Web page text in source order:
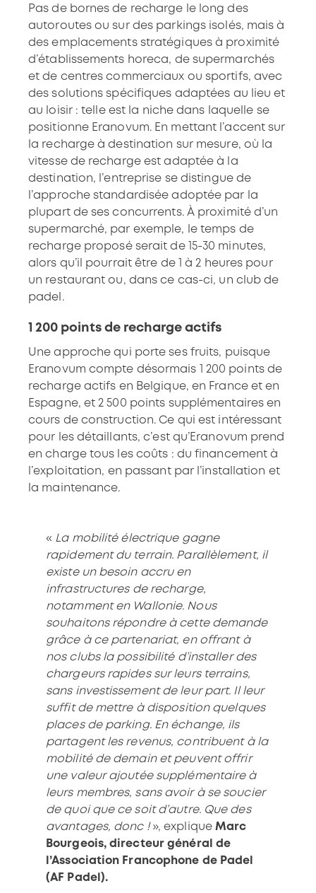
Pas de bornes de recharge le long des
autoroutes ou sur des parkings isolés, mais à
des emplacements stratégiques à proximité
d’établissements horeca, de supermarchés
et de centres commerciaux ou sportifs, avec
des solutions spécifiques adaptées au lieu et
au loisir : telle est la niche dans laquelle se
positionne Eranovum. En mettant l’accent sur
la recharge à destination sur mesure, où la
vitesse de recharge est adaptée à la
destination, l’entreprise se distingue de
l’approche standardisée adoptée par la
plupart de ses concurrents. À proximité d’un
supermarché, par exemple, le temps de
recharge proposé serait de 15-30 minutes,
alors qu’il pourrait être de 1 à 2 heures pour
un restaurant ou, dans ce cas-ci, un club de
padel.
1 200 points de recharge actifs
Une approche qui porte ses fruits, puisque
Eranovum compte désormais 1 200 points de
recharge actifs en Belgique, en France et en
Espagne, et 2 500 points supplémentaires en
cours de construction. Ce qui est intéressant
pour les détaillants, c’est qu’Eranovum prend
en charge tous les coûts : du financement à
l’exploitation, en passant par l’installation et
la maintenance.
« La mobilité électrique gagne
rapidement du terrain. Parallèlement, il
existe un besoin accru en
infrastructures de recharge,
notamment en Wallonie. Nous
souhaitons répondre à cette demande
grâce à ce partenariat, en offrant à
nos clubs la possibilité d’installer des
chargeurs rapides sur leurs terrains,
sans investissement de leur part. Il leur
suffit de mettre à disposition quelques
places de parking. En échange, ils
partagent les revenus, contribuent à la
mobilité de demain et peuvent offrir
une valeur ajoutée supplémentaire à
leurs membres, sans avoir à se soucier
de quoi que ce soit d’autre. Que des
avantages, donc !», expliqueMarc
Bourgeois, directeur général de
l’Association Francophone de Padel
(AF Padel).